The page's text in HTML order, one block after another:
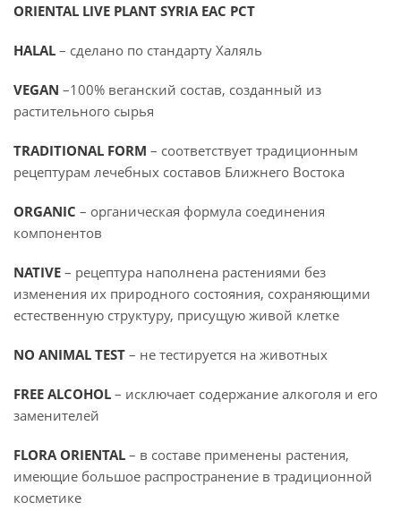
ORIENTAL LIVE PLANT SYRIA EAC PCT
HALAL – сделано по стандарту Халяль
VEGAN –100% веганский состав, созданный из
растительного сырья
TRADITIONAL FORM – соответствует традиционным
рецептурам лечебных составов Ближнего Востока
ORGANIC – органическая формула соединения
компонентов
NATIVE – рецептура наполнена растениями без
изменения их природного состояния, сохраняющими
естественную структуру, присущую живой клетке
NO ANIMAL TEST – не тестируется на животных
FREE ALCOHOL – исключает содержание алкоголя и его
заменителей
FLORA ORIENTAL – в составе применены растения,
имеющие большое распространение в традиционной
косметике